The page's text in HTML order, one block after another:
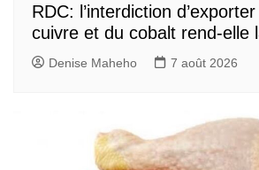
RDC: l’interdiction
cuivre et du cobalt rend-elle
Denise Maheho 7 août 2026